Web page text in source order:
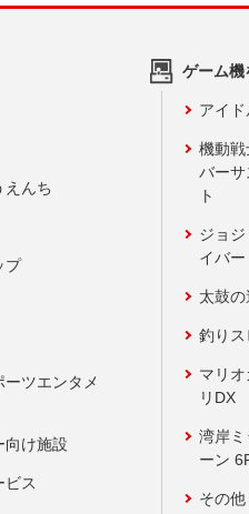
えんち
プ
ツエンタメ
向け施設
ビス
ゲーム機
アイ
機動
バー
ト
ジョ
イバー
太鼓の
釣りス
マリ
リDX
湾岸ミ
ーン
その